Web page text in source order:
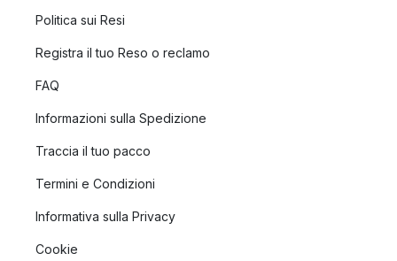
Politica sui Resi
Registra il tuo Reso o reclamo
FAQ
Informazioni sulla Spedizione
Traccia il tuo pacco
Termini e Condizioni
Informativa sulla Privacy
Cookie